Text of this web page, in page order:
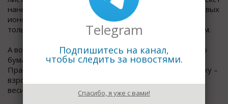
нанесли при помощи целенаправленного пучка гелиевых
ионов. Разумеется, прочесть данный шедевр можно
только под микроскопом с колоссальным увеличением.
А вот самая большая в мире книга вполне привычного
бумажного формата и предназначена для детей.
Правда, поднять такого «великана» не то, что ребенку –
взрослому не под силу. Шутка ли: почти 5 центнеров
весит!
Telegram
Подпишитесь на канал,
чтобы следить за новостями.
Спасибо, я уже с вами!